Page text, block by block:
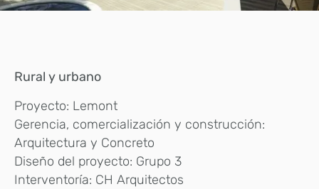
Rural y urbano
Proyecto: Lemont
Gerencia, comercialización y construcción:
Arquitectura y Concreto
Diseño del proyecto: Grupo 3
Interventoría: CH Arquitectos